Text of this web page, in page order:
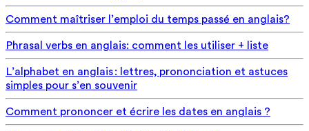
Comment maîtriser l’emploi du temps passé en anglais?
Phrasal verbs en anglais: comment les utiliser + liste
L’alphabet en anglais : lettres, prononciation et astuces
simples pour s’en souvenir
Comment prononcer et écrire les dates en anglais ?